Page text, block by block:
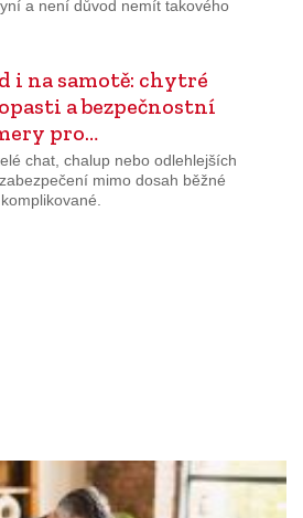
a není důvod nemít takového
i na samotě: chytré
a bezpečnostní
pro…
chat, chalup nebo odlehlejších
mimo dosah běžné